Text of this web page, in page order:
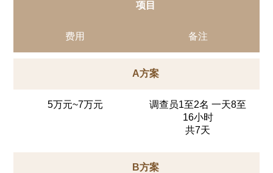
项目
费用 备注
A方案
5万元~7万元
调查员1至2名 一天8至
16小时
共7天
B方案